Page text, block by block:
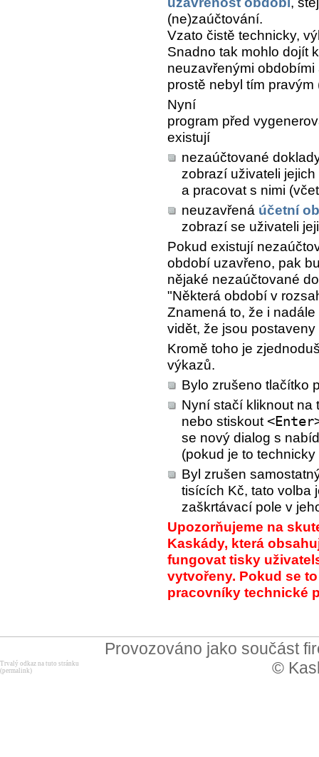
(ne)zaúčtování.
Vzato čistě technicky,
Snadno tak mohlo dojít
neuzavřenými
prostě nebyl tím
Nyní
program před
existují
nezaúčtované
zobrazí uživateli
a pracovat s nimi
neuzavřená účetní
zobrazí se uživateli
Pokud existují
období uzavřeno, pak
nějaké nezaúčtované
"Některá období v
Znamená to, že i
vidět, že jsou
Kromě toho je
výkazů.
Bylo zrušeno tlačítko
Nyní stačí kliknout na
nebo stiskout
se nový dialog s
(pokud je to
Byl zrušen
tisících Kč, tato volba
zaškrtávací pole v
Upozorňujeme na
Kaskády, která
fungovat tisky
vytvořeny. Pokud se
pracovníky technické
Provozováno jako součást
©
Trvalý odkaz na tuto stránku
(permalink)